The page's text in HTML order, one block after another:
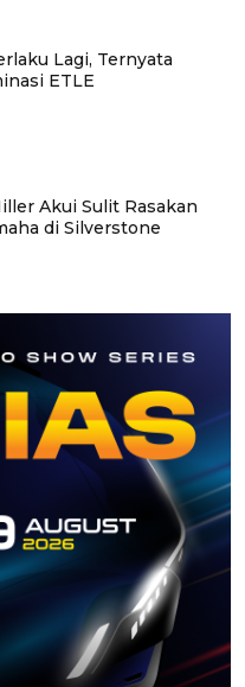
Lagi, Ternyata
ETLE
Akui Sulit Rasakan
di Silverstone